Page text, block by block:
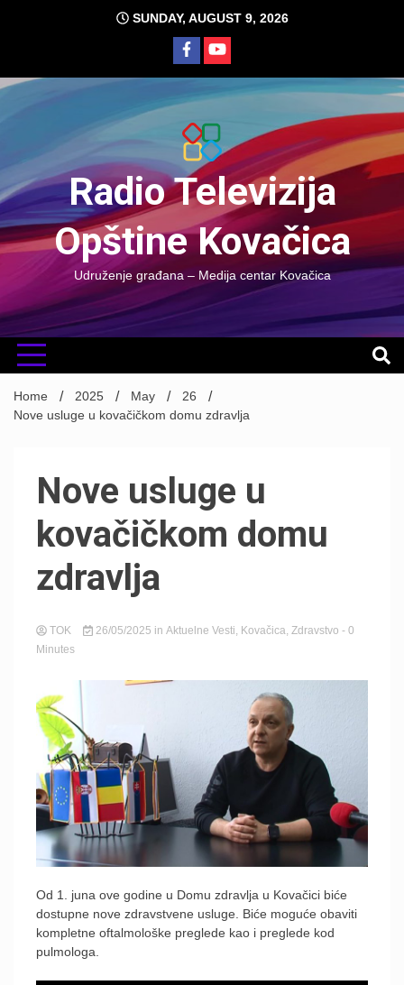
SUNDAY, AUGUST 9, 2026
Radio Televizija
Opštine Kovačica
Udruženje građana – Medija centar Kovačica
Home 2025 May
26
Nove usluge u kovačičkom domu zdravlja
Nove usluge u
kovačičkom domu
zdravlja
TOK 26/05/2025 in Aktuelne Vesti, Kovačica, Zdravstvo - 0
Minutes
Od 1. juna ove godine u Domu zdravlja u Kovačici biće
dostupne nove zdravstvene usluge. Biće moguće obaviti
kompletne oftalmološke preglede kao i preglede kod
pulmologa.